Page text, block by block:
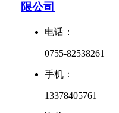
限公司
电话：
0755-82538261
手机：
13378405761